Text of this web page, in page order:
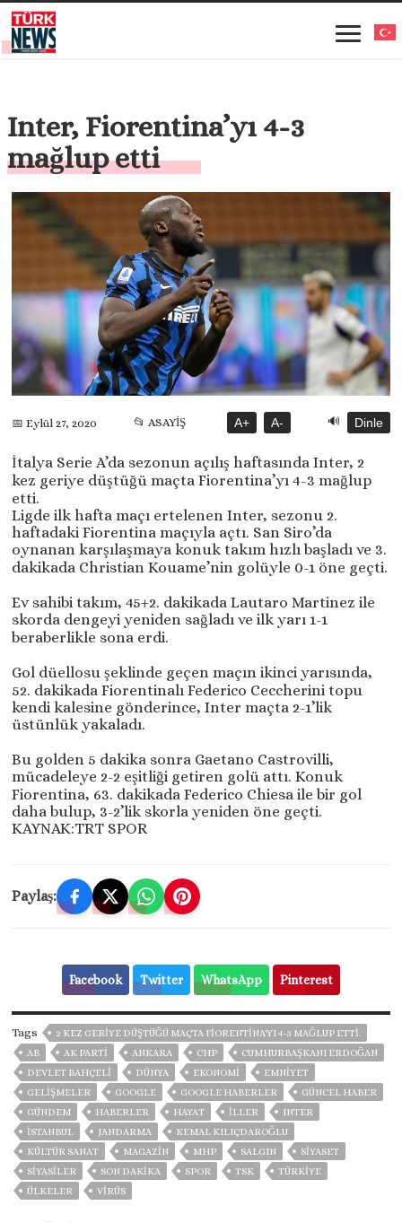
Inter, Fiorentina’yı 4-3
mağlup etti
📅 Eylül 27, 2020 📂 ASAYİŞ A+ A- 🔊 Dinle
İtalya Serie A’da sezonun açılış haftasında Inter, 2
kez geriye düştüğü maçta Fiorentina’yı 4-3 mağlup
etti.
Ligde ilk hafta maçı ertelenen Inter, sezonu 2.
haftadaki Fiorentina maçıyla açtı. San Siro’da
oynanan karşılaşmaya konuk takım hızlı başladı ve 3.
dakikada Christian Kouame’nin golüyle 0-1 öne geçti.
Ev sahibi takım, 45+2. dakikada Lautaro Martinez ile
skorda dengeyi yeniden sağladı ve ilk yarı 1-1
beraberlikle sona erdi.
Gol düellosu şeklinde geçen maçın ikinci yarısında,
52. dakikada Fiorentinalı Federico Ceccherini topu
kendi kalesine gönderince, Inter maçta 2-1’lik
üstünlük yakaladı.
Bu golden 5 dakika sonra Gaetano Castrovilli,
mücadeleye 2-2 eşitliği getiren golü attı. Konuk
Fiorentina, 63. dakikada Federico Chiesa ile bir gol
daha bulup, 3-2’lik skorla yeniden öne geçti.
KAYNAK:TRT SPOR
Paylaş:
Facebook Twitter WhatsApp Pinterest
Tags
2 KEZ GERIYE DÜŞTÜĞÜ MAÇTA FIORENTINA'YI 4-3 MAĞLUP ETTI.
AB
AK PARTİ ANKARA CHP
CUMHURBAŞKANI ERDOĞAN
DEVLET BAHÇELİ
DÜNYA EKONOMİ
EMNİYET
GELIŞMELER
GOOGLE GOOGLE HABERLER
GÜNCEL HABER
GÜNDEM
HABERLER HAYAT İLLER
INTER
ISTANBUL
JANDARMA
KEMAL KILIÇDAROĞLU
KÜLTÜR SANAT
MAGAZİN MHP SALGIN
SİYASET
SİYASİLER
SON DAKIKA SPOR TSK
TÜRKİYE
ÜLKELER
VIRÜS